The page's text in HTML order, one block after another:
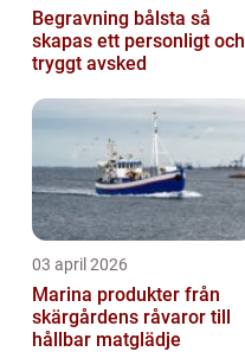
Begravning bålsta så
skapas ett personligt och
tryggt avsked
03 april 2026
Marina produkter från
skärgårdens råvaror till
hållbar matglädje